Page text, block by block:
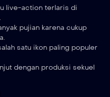
live-action terlaris di
pujian karena cukup
satu ikon paling populer
dengan produksi sekuel